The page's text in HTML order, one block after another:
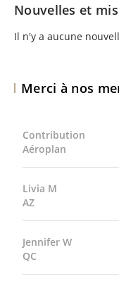
Nouvelles et
Il n'y a aucune
Merci à nos
Contribution
Aéroplan
Livia M
AZ
Jennifer W
QC